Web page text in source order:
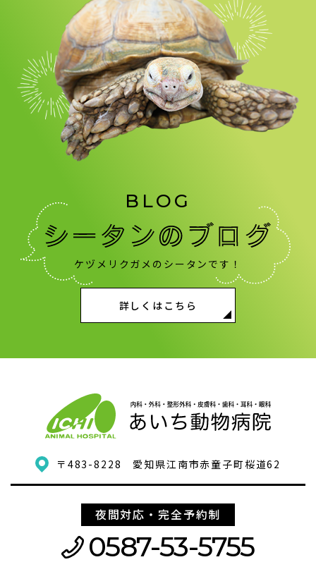
BLOG
ケヅメリクガメのシータンです！
詳しくはこちら
〒483-8228 愛知県江南市赤童子町桜道62
夜間対応・完全予約制
0587-53-5755